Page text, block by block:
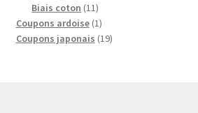
produits
Biais coton 1111
produits
Coupons ardoise 11
produit
Coupons japonais 1919